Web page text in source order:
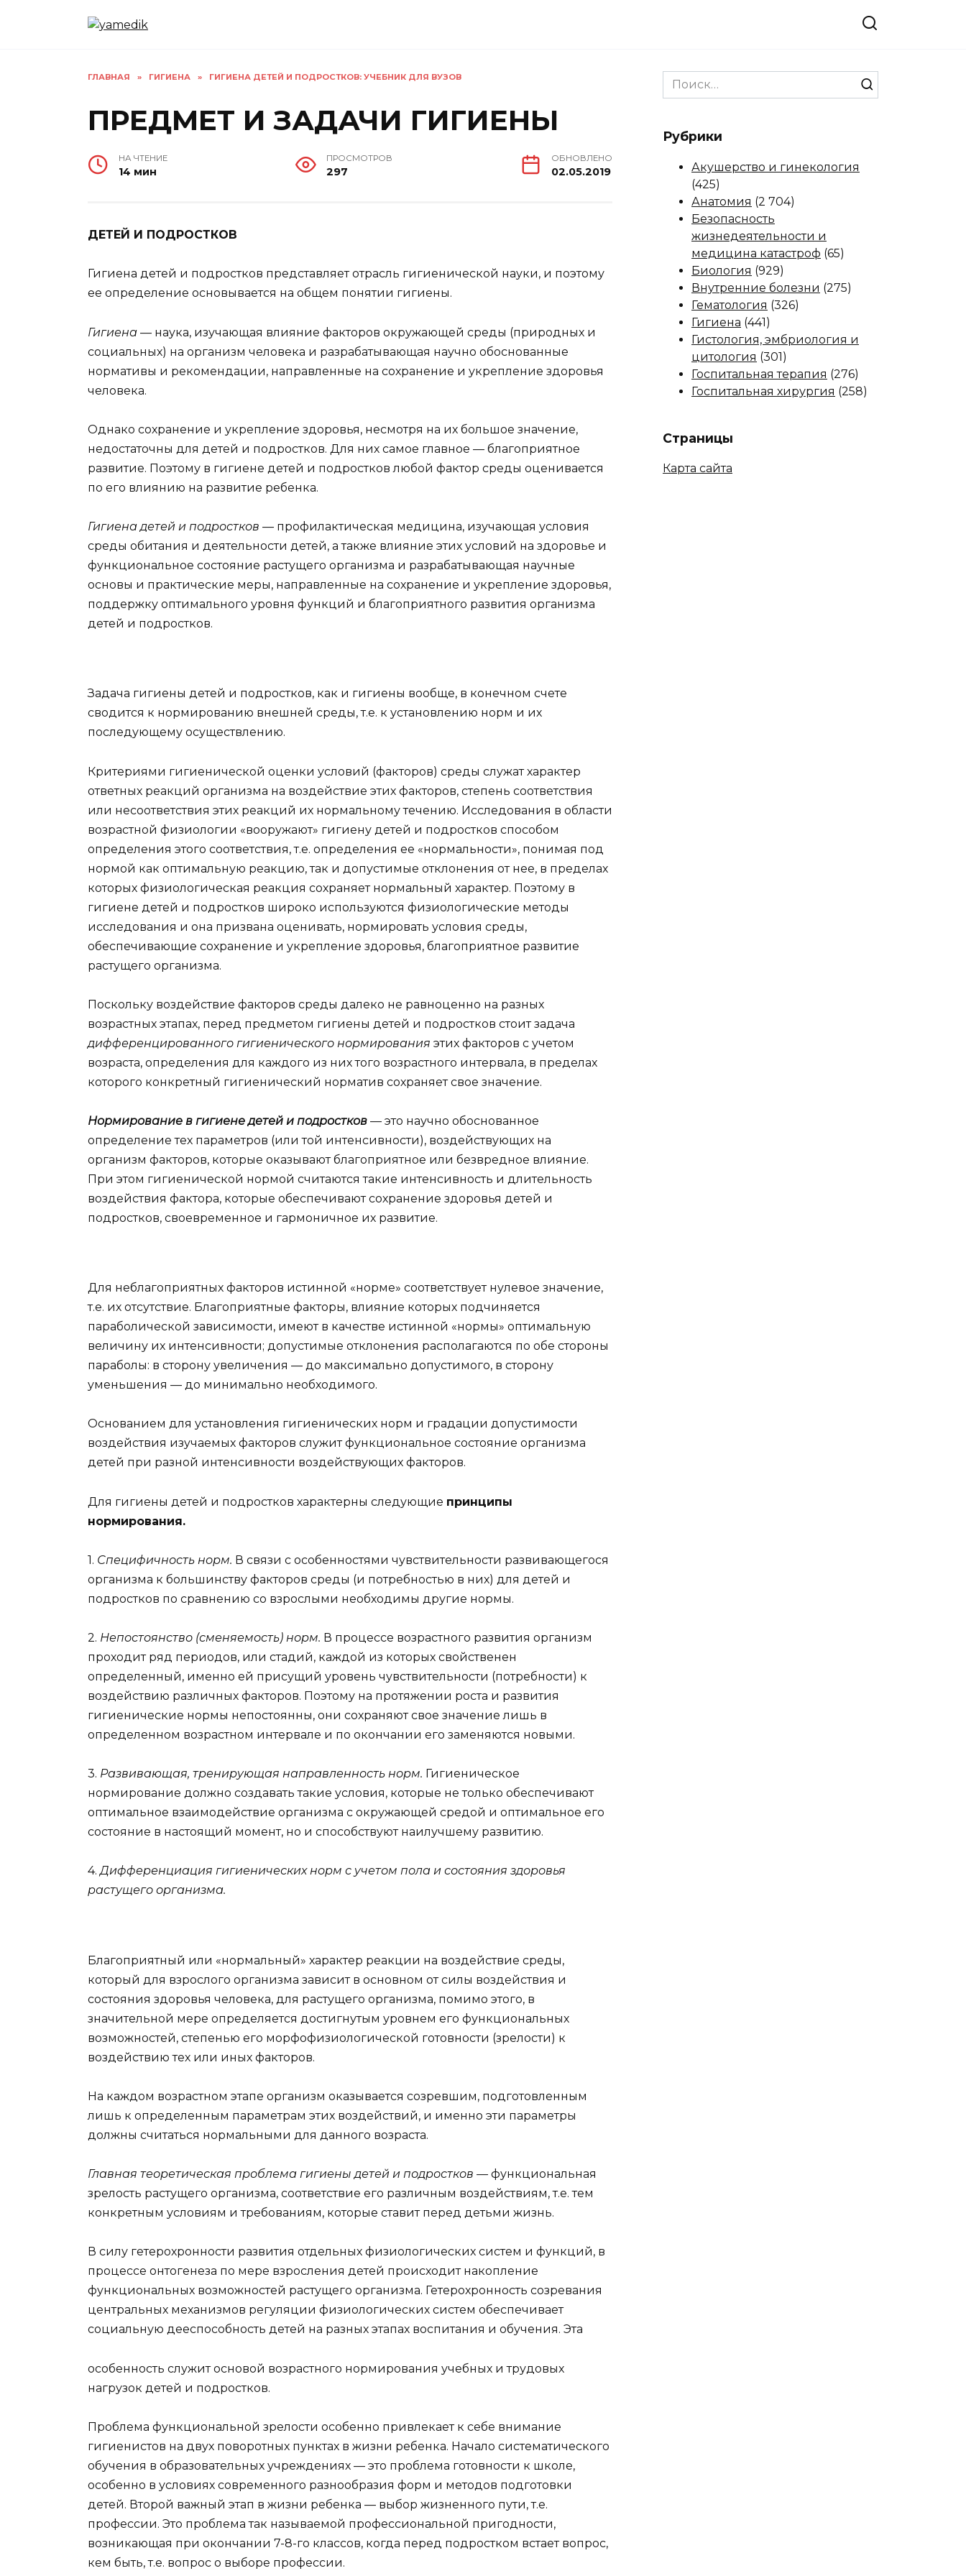
ГЛАВНАЯ » ГИГИЕНА » ГИГИЕНА ДЕТЕЙ И ПОДРОСТКОВ: УЧЕБНИК ДЛЯ ВУЗОВ
ПРЕДМЕТ И ЗАДАЧИ ГИГИЕНЫ
НА ЧТЕНИЕ
14 мин
ПРОСМОТРОВ
297
ОБНОВЛЕНО
02.05.2019
ДЕТЕЙ И ПОДРОСТКОВ
Гигиена детей и подростков представляет отрасль гигиенической науки, и поэтому
ее определение основывается на общем понятии гигиены.
Гигиена — наука, изучающая влияние факторов окружающей среды (природных и
социальных) на организм человека и разрабатывающая научно обоснованные
нормативы и рекомендации, направленные на сохранение и укрепление здоровья
человека.
Однако сохранение и укрепление здоровья, несмотря на их большое значение,
недостаточны для детей и подростков. Для них самое главное — благоприятное
развитие. Поэтому в гигиене детей и подростков любой фактор среды оценивается
по его влиянию на развитие ребенка.
Гигиена детей и подростков — профилактическая медицина, изучающая условия
среды обитания и деятельности детей, а также влияние этих условий на здоровье и
функциональное состояние растущего организма и разрабатывающая научные
основы и практические меры, направленные на сохранение и укрепление здоровья,
поддержку оптимального уровня функций и благоприятного развития организма
детей и подростков.
Задача гигиены детей и подростков, как и гигиены вообще, в конечном счете
сводится к нормированию внешней среды, т.е. к установлению норм и их
последующему осуществлению.
Критериями гигиенической оценки условий (факторов) среды служат характер
ответных реакций организма на воздействие этих факторов, степень соответствия
или несоответствия этих реакций их нормальному течению. Исследования в области
возрастной физиологии «вооружают» гигиену детей и подростков способом
определения этого соответствия, т.е. определения ее «нормальности», понимая под
нормой как оптимальную реакцию, так и допустимые отклонения от нее, в пределах
которых физиологическая реакция сохраняет нормальный характер. Поэтому в
гигиене детей и подростков широко используются физиологические методы
исследования и она призвана оценивать, нормировать условия среды,
обеспечивающие сохранение и укрепление здоровья, благоприятное развитие
растущего организма.
Поскольку воздействие факторов среды далеко не равноценно на разных
возрастных этапах, перед предметом гигиены детей и подростков стоит задача
дифференцированного гигиенического нормирования этих факторов с учетом
возраста, определения для каждого из них того возрастного интервала, в пределах
которого конкретный гигиенический норматив сохраняет свое значение.
Нормирование в гигиене детей и подростков — это научно обоснованное
определение тех параметров (или той интенсивности), воздействующих на
организм факторов, которые оказывают благоприятное или безвредное влияние.
При этом гигиенической нормой считаются такие интенсивность и длительность
воздействия фактора, которые обеспечивают сохранение здоровья детей и
подростков, своевременное и гармоничное их развитие.
Для неблагоприятных факторов истинной «норме» соответствует нулевое значение,
т.е. их отсутствие. Благоприятные факторы, влияние которых подчиняется
параболической зависимости, имеют в качестве истинной «нормы» оптимальную
величину их интенсивности; допустимые отклонения располагаются по обе стороны
параболы: в сторону увеличения — до максимально допустимого, в сторону
уменьшения — до минимально необходимого.
Основанием для установления гигиенических норм и градации допустимости
воздействия изучаемых факторов служит функциональное состояние организма
детей при разной интенсивности воздействующих факторов.
Для гигиены детей и подростков характерны следующие принципы
нормирования.
1. Специфичность норм. В связи с особенностями чувствительности развивающегося
организма к большинству факторов среды (и потребностью в них) для детей и
подростков по сравнению со взрослыми необходимы другие нормы.
2. Непостоянство (сменяемость) норм. В процессе возрастного развития организм
проходит ряд периодов, или стадий, каждой из которых свойственен
определенный, именно ей присущий уровень чувствительности (потребности) к
воздействию различных факторов. Поэтому на протяжении роста и развития
гигиенические нормы непостоянны, они сохраняют свое значение лишь в
определенном возрастном интервале и по окончании его заменяются новыми.
3. Развивающая, тренирующая направленность норм. Гигиеническое
нормирование должно создавать такие условия, которые не только обеспечивают
оптимальное взаимодействие организма с окружающей средой и оптимальное его
состояние в настоящий момент, но и способствуют наилучшему развитию.
4.Дифференциация гигиенических норм с учетом пола и состояния здоровья
растущего организма.
Благоприятный или «нормальный» характер реакции на воздействие среды,
который для взрослого организма зависит в основном от силы воздействия и
состояния здоровья человека, для растущего организма, помимо этого, в
значительной мере определяется достигнутым уровнем его функциональных
возможностей, степенью его морфофизиологической готовности (зрелости) к
воздействию тех или иных факторов.
На каждом возрастном этапе организм оказывается созревшим, подготовленным
лишь к определенным параметрам этих воздействий, и именно эти параметры
должны считаться нормальными для данного возраста.
Главная теоретическая проблема гигиены детей и подростков — функциональная
зрелость растущего организма, соответствие его различным воздействиям, т.е. тем
конкретным условиям и требованиям, которые ставит перед детьми жизнь.
В силу гетерохронности развития отдельных физиологических систем и функций, в
процессе онтогенеза по мере взросления детей происходит накопление
функциональных возможностей растущего организма. Гетерохронность созревания
центральных механизмов регуляции физиологических систем обеспечивает
социальную дееспособность детей на разных этапах воспитания и обучения. Эта
особенность служит основой возрастного нормирования учебных и трудовых
нагрузок детей и подростков.
Проблема функциональной зрелости особенно привлекает к себе внимание
гигиенистов на двух поворотных пунктах в жизни ребенка. Начало систематического
обучения в образовательных учреждениях — это проблема готовности к школе,
особенно в условиях современного разнообразия форм и методов подготовки
детей. Второй важный этап в жизни ребенка — выбор жизненного пути, т.е.
профессии. Это проблема так называемой профессиональной пригодности,
возникающая при окончании 7-8-го классов, когда перед подростком встает вопрос,
кем быть, т.е. вопрос о выборе профессии.
Search
for:
Рубрики
Акушерство и гинекология
(425)
Анатомия (2 704)
Безопасность
жизнедеятельности и
медицина катастроф (65)
Биология (929)
Внутренние болезни (275)
Гематология (326)
Гигиена (441)
Гистология, эмбриология и
цитология (301)
Госпитальная терапия (276)
Госпитальная хирургия (258)
Страницы
Карта сайта